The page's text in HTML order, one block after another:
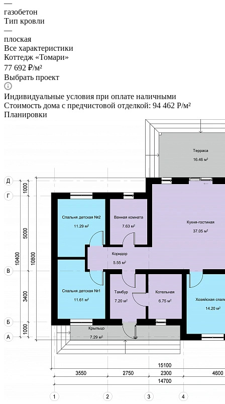
—
газобетон
Тип кровли
—
плоская
Все характеристики
Коттедж «Томари»
77 692 ₽/м²
Выбрать проект
Индивидуальные условия при оплате наличными
Стоимость дома с предчистовой отделкой: 94 462 Р/м²
Планировки